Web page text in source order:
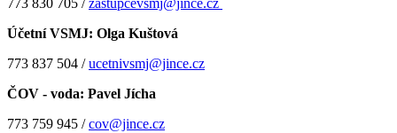
773 830 705 /zastupcevsmj@jince.cz
Účetní VSMJ: Olga Kuštová
773 837 504 /ucetnivsmj@jince.cz
ČOV - voda: Pavel Jícha
773 759 945 /cov@jince.cz